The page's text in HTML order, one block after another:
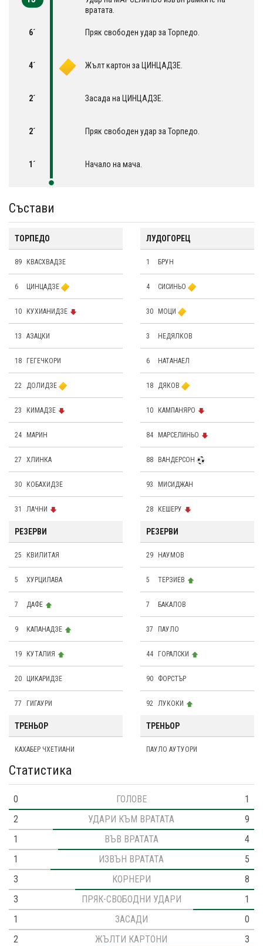
вратата.
6´ Пряк свободен удар за Торпедо.
4´ Жълт картон за ЦИНЦАДЗЕ.
2´ Засада на ЦИНЦАДЗЕ.
2´ Пряк свободен удар за Торпедо.
1´ Начало на мача.
Състави
ТОРПЕДО
89 КВАСХВАДЗЕ
6 ЦИНЦАДЗЕ
10 КУХИАНИДЗЕ
13 АЗАЦКИ
18 ГЕГЕЧКОРИ
22 ДОЛИДЗЕ
23 КИМАДЗЕ
24 МАРИН
27 ХЛИНКА
30 КОБАХИДЗЕ
31 ЛАЧНИ
РЕЗЕРВИ
25 КВИЛИТАЯ
5 ХУРЦИЛАВА
7 ДАФЕ
9 КАПАНАДЗЕ
19 КУТАЛИЯ
20 ЦИКАРИДЗЕ
77 ГИГАУРИ
ЛУДОГОРЕЦ
1 БРУН
4 СИСИНЬО
30 МОЦИ
3 НЕДЯЛКОВ
6 НАТАНАЕЛ
18 ДЯКОВ
10 КАМПАНЯРО
84 МАРСЕЛИНЬО
88 ВАНДЕРСОН
93 МИСИДЖАН
28 КЕШЕРУ
РЕЗЕРВИ
29 НАУМОВ
5 ТЕРЗИЕВ
7 БАКАЛОВ
37 ПАУЛО
44 ГОРАЛСКИ
90 ФОРСТЪР
92 ЛУКОКИ
ТРЕНЬОР
КАХАБЕР ЧХЕТИАНИ
ТРЕНЬОР
ПАУЛО АУТУОРИ
Статистика
0 ГОЛОВЕ
1
2
УДАРИ КЪМ ВРАТАТА
9
1
ВЪВ ВРАТАТА
4
1
ИЗВЪН ВРАТАТА
5
3
КОРНЕРИ
8
3
ПРЯК-СВОБОДНИ УДАРИ
1
1
ЗАСАДИ
0
2
ЖЪЛТИ КАРТОНИ 3